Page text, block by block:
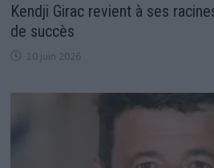
Kendji Girac revient à ses
de succès
10 juin 2026